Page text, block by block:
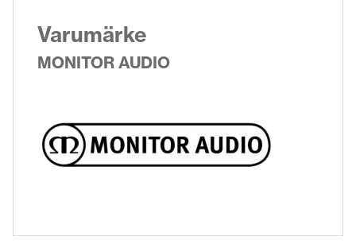
Varumärke
MONITOR AUDIO